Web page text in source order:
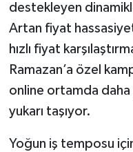
destekleyen
Artan fiyat
hızlı fiyat
Ramazan’a özel
online ortamda daha
yukarı taşıyor.
Yoğun iş temposu